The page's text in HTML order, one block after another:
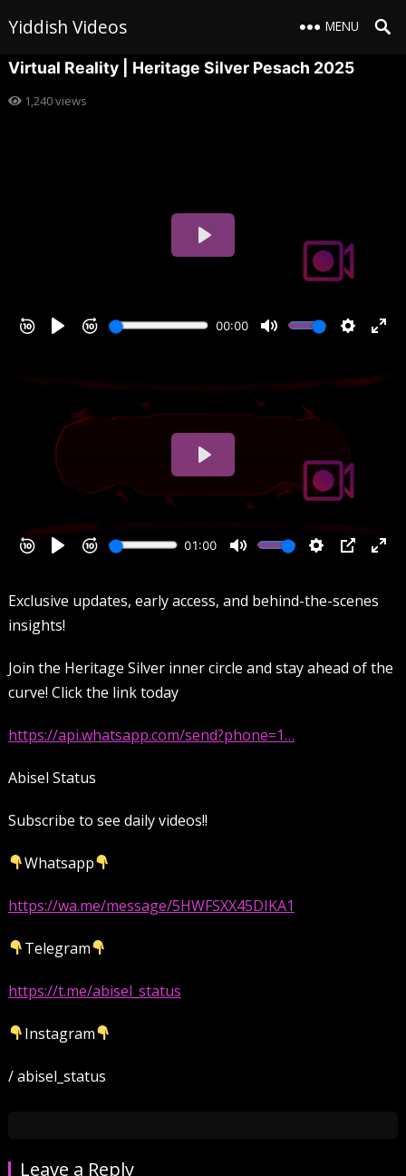
Yiddish Videos MENU
Virtual Reality | Heritage Silver Pesach 2025
1,240views
Exclusive updates, early access, and behind-the-scenes
insights!
Join the Heritage Silver inner circle and stay ahead of the
curve! Click the link today
https://api.whatsapp.com/send?phone=1…
Abisel Status
Subscribe to see daily videos!!
Whatsapp
https://wa.me/message/5HWFSXX45DIKA1
Telegram
https://t.me/abisel_status
Instagram
/ abisel_status
Leave a Reply